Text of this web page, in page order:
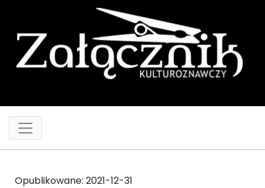
Opublikowane: 2021-12-31